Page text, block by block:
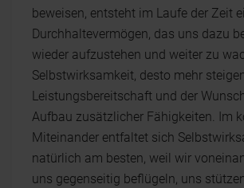
beweisen, entsteht im Laufe der Zeit
Durchhaltevermögen, das uns dazu
wieder aufzustehen und weiter zu
Selbstwirksamkeit, desto mehr
Leistungsbereitschaft und der
Aufbau zusätzlicher Fähigkeiten. Im
Miteinander entfaltet sich
natürlich am besten, weil wir
uns gegenseitig beflügeln, uns